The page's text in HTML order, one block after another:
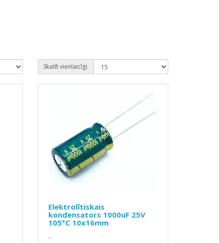
Skatīt vienlaicīgi:
Elektrolītiskais
kondensators 1000uF 25V
105°C 10x16mm
..